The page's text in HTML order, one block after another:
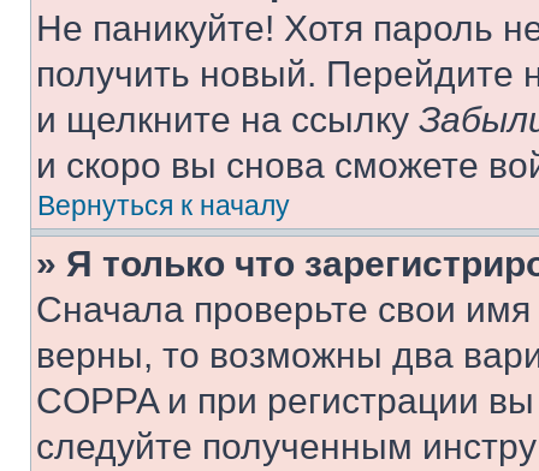
Не паникуйте! Хотя пароль
получить новый. Перейдите
и щелкните на ссылку
и скоро вы снова сможете
Вернуться к началу
» Я только что
Сначала проверьте свои
верны, то возможны два
COPPA и при регистрации
следуйте полученным